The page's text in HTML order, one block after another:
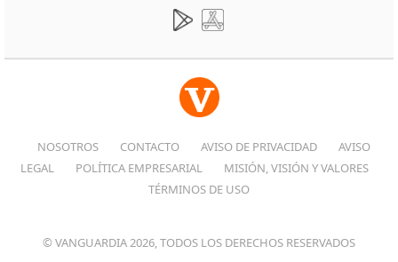
NOSOTROS CONTACTO AVISO DE PRIVACIDAD
AVISO
LEGAL
POLÍTICA EMPRESARIAL
MISIÓN, VISIÓN Y VALORES
TÉRMINOS DE USO
© VANGUARDIA 2026, TODOS LOS DERECHOS RESERVADOS